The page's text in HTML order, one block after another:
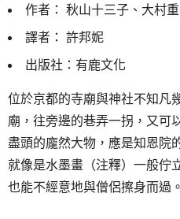
作者： 秋山十三子、大村
譯者： 許邦妮
出版社：有鹿文化
位於京都的寺廟與神社不知凡
廟，往旁邊的巷弄一拐，又可
盡頭的龐然大物，應是知恩院
就像是水墨畫（注釋）一般佇
也能不經意地與僧侶擦身而過。